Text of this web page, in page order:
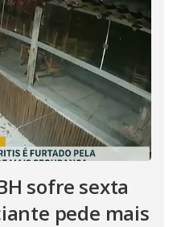
sofre sexta
pede mais